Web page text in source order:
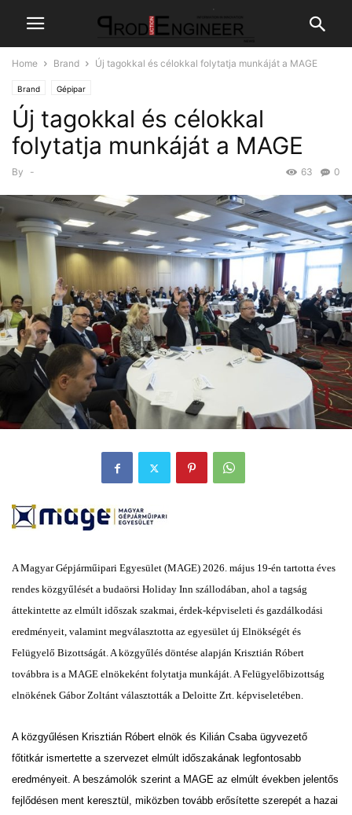
Home Brand Új tagokkal és célokkal folytatja munkáját a MAGE
Brand Gépipar
Új tagokkal és célokkal
folytatja munkáját a MAGE
By - 0
63
A Magyar Gépjárműipari Egyesület (MAGE) 2026. május 19-én tartotta éves
rendes közgyűlését a budaörsi Holiday Inn szállodában, ahol a tagság
áttekintette az elmúlt időszak szakmai, érdek-képviseleti és gazdálkodási
eredményeit, valamint megválasztotta az egyesület új Elnökségét és
Felügyelő Bizottságát. A közgyűlés döntése alapján Krisztián Róbert
továbbra is a MAGE elnökeként folytatja munkáját. A Felügyelőbizottság
elnökének Gábor Zoltánt választották a Deloitte Zrt. képviseletében.
A közgyűlésen Krisztián Róbert elnök és Kilián Csaba ügyvezető
főtitkár ismertette a szervezet elmúlt időszakának legfontosabb
eredményeit. A beszámolók szerint a MAGE az elmúlt években jelentős
fejlődésen ment keresztül, miközben tovább erősítette szerepét a hazai